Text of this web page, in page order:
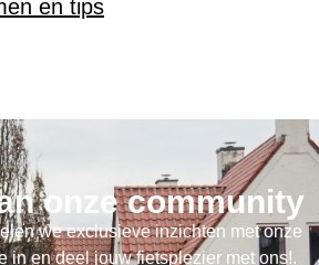
en tips
onze community
we exclusieve inzichten met onze
in en deel jouw fietsplezier met ons!.